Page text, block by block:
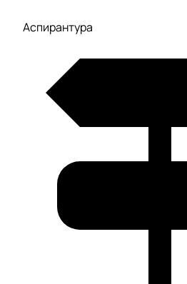
Аспирантура